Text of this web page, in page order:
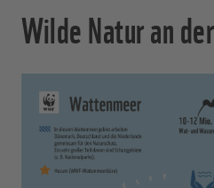
Wilde Natur an